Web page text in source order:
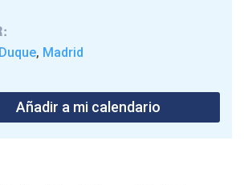
, Madrid
Añadir a mi calendario